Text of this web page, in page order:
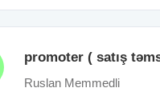
promoter ( satış
Ruslan Memmedli